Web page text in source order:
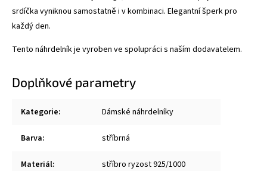
srdíčka vyniknou samostatně i v kombinaci. Elegantní šperk pro
každý den.
Tento náhrdelník je vyroben ve spolupráci s naším dodavatelem.
Doplňkové parametry
Kategorie: Dámské náhrdelníky
Barva: stříbrná
Materiál: stříbro ryzost 925/1000